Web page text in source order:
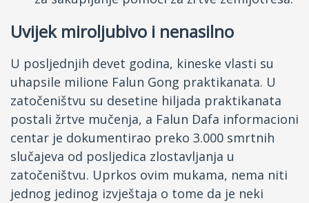
Uvijek miroljubivo i nenasilno
U posljednjih devet godina, kineske vlasti su
uhapsile milione Falun Gong praktikanata. U
zatočeništvu su desetine hiljada praktikanata
postali žrtve mučenja, a Falun Dafa informacioni
centar je dokumentirao preko 3.000 smrtnih
slučajeva od posljedica zlostavljanja u
zatočeništvu. Uprkos ovim mukama, nema niti
jednog jedinog izvještaja o tome da je neki